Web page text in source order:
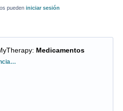
pueden iniciar sesión
: Medicamentos